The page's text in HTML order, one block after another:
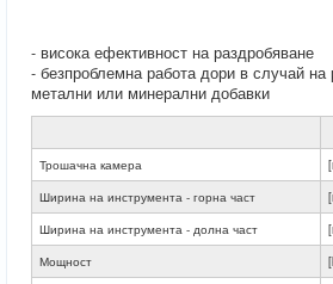
- висока ефективност на раздробяване
- безпроблемна работа дори в случай
метални или минерални добавки
Трошачна камера
Ширина на инструмента - горна част
Ширина на инструмента - долна част
Мощност